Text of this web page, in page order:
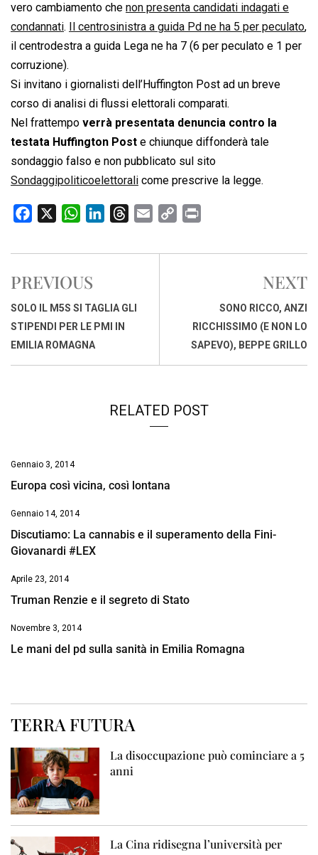
vero cambiamento che non presenta candidati indagati e
condannati. Il centrosinistra a guida Pd ne ha 5 per peculato,
il centrodestra a guida Lega ne ha 7 (6 per peculato e 1 per
corruzione).
Si invitano i giornalisti dell’Huffington Post ad un breve
corso di analisi di flussi elettorali comparati.
Nel frattempo verrà presentata denuncia contro la
testata Huffington Post e chiunque diffonderà tale
sondaggio falso e non pubblicato sul sito
Sondaggipoliticoelettorali come prescrive la legge.
c
b
o
o
k
W
a
s
A
p
p
n
d
I
r
d
a
p
i
PREVIOUS
SOLO IL M5S SI TAGLIA GLI
STIPENDI PER LE PMI IN
EMILIA ROMAGNA
NEXT
SONO RICCO, ANZI
RICCHISSIMO (E NON LO
SAPEVO), BEPPE GRILLO
RELATED POST
Gennaio 3, 2014
Europa così vicina, così lontana
Gennaio 14, 2014
Discutiamo: La cannabis e il superamento della Fini-
Giovanardi #LEX
Aprile 23, 2014
Truman Renzie e il segreto di Stato
Novembre 3, 2014
Le mani del pd sulla sanità in Emilia Romagna
TERRA FUTURA
La disoccupazione può cominciare a 5
anni
La Cina ridisegna l’università per